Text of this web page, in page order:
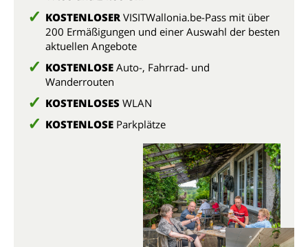
KOSTENLOSER VISITWallonia.be-Pass mit über
200 Ermäßigungen und einer Auswahl der besten
aktuellen Angebote
KOSTENLOSE Auto-, Fahrrad- und
Wanderrouten
KOSTENLOSES WLAN
KOSTENLOSE Parkplätze